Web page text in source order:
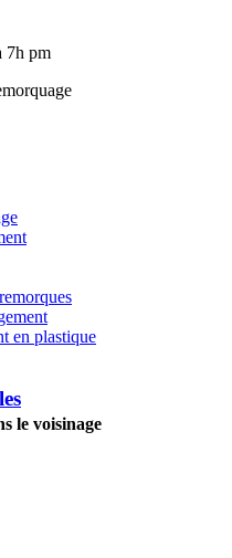
7h pm
en plastique
le voisinage